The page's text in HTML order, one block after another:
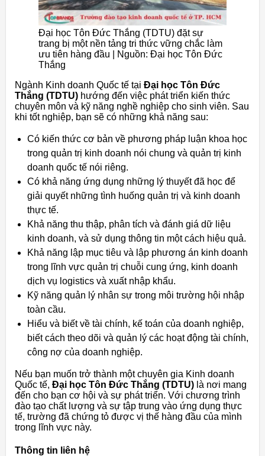
Đại học Tôn Đức Thắng (TDTU) đặt sự
trang bị một nền tảng tri thức vững chắc làm
ưu tiên hàng đầu | Nguồn: Đại học Tôn Đức
Thắng
Ngành Kinh doanh Quốc tế tại Đại học Tôn Đức
Thắng (TDTU) hướng đến việc phát triển kiến thức
chuyên môn và kỹ năng nghề nghiệp cho sinh viên. Sau
khi tốt nghiệp, bạn sẽ có những khả năng sau:
Có kiến thức cơ bản về phương pháp luận khoa học
trong quản trị kinh doanh nói chung và quản trị kinh
doanh quốc tế nói riêng.
Có khả năng ứng dụng những lý thuyết đã học để
giải quyết những tình huống quản trị và kinh doanh
thực tế.
Khả năng thu thập, phân tích và đánh giá dữ liệu
kinh doanh, và sử dụng thông tin một cách hiệu quả.
Khả năng lập mục tiêu và lập phương án kinh doanh
trong lĩnh vực quản trị chuỗi cung ứng, kinh doanh
dịch vụ logistics và xuất nhập khẩu.
Kỹ năng quản lý nhân sự trong môi trường hội nhập
toàn cầu.
Hiểu và biết về tài chính, kế toán của doanh nghiệp,
biết cách theo dõi và quản lý các hoạt động tài chính,
công nợ của doanh nghiệp.
Nếu bạn muốn trở thành một chuyên gia Kinh doanh
Quốc tế, Đại học Tôn Đức Thắng (TDTU) là nơi mang
đến cho bạn cơ hội và sự phát triển. Với chương trình
đào tạo chất lượng và sự tập trung vào ứng dụng thực
tế, trường đã chứng tỏ được vị thế hàng đầu của mình
trong lĩnh vực này.
Thông tin liên hệ